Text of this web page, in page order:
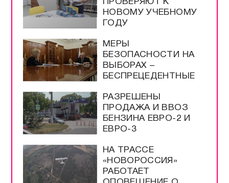
ПРОВЕРЯЮТ К
НОВОМУ УЧЕБНОМУ
ГОДУ
МЕРЫ
БЕЗОПАСНОСТИ НА
ВЫБОРАХ –
БЕСПРЕЦЕДЕНТНЫЕ
РАЗРЕШЕНЫ
ПРОДАЖА И ВВОЗ
БЕНЗИНА ЕВРО-2 И
ЕВРО-3
НА ТРАССЕ
«НОВОРОССИЯ»
РАБОТАЕТ